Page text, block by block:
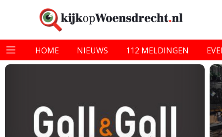
HOME NIEUWS 112 MELDINGEN